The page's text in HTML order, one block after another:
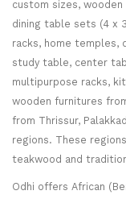
custom sizes,
dining table sets (4 x
racks, home temples,
study table, center
multipurpose racks,
wooden furnitures
from Thrissur,
regions. These
teakwood and
Odhi offers African